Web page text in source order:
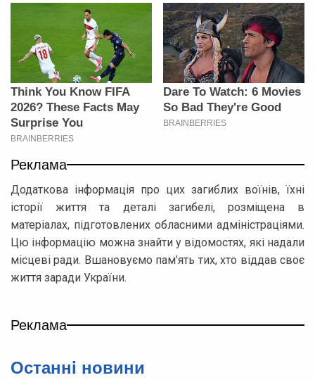
Реклама
Додаткова інформація про цих загиблих воїнів, їхні
історії життя та деталі загибелі, розміщена в
матеріалах, підготовлених обласними адміністраціями.
Цю інформацію можна знайти у відомостях, які надали
місцеві ради. Вшановуємо пам’ять тих, хто віддав своє
життя заради України.
Реклама
Останнi новини